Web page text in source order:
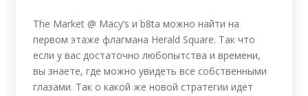
The Market @ Macy’s и b8ta можно найти на
первом этаже флагмана Herald Square. Так что
если у вас достаточно любопытства и времени,
вы знаете, где можно увидеть все собственными
глазами. Так о какой же новой стратегии идет